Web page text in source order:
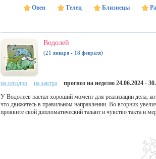
Овен Телец Близнецы
Водолей
(21 января - 18 февраля)
на сегодня на завтра прогноз на неделю 24.06.2024 -
У Водолеев настал хороший момент для реализации дела,
что движетесь в правильном направлении. Во вторник
проявите свой дипломатический талант и чувство такта и